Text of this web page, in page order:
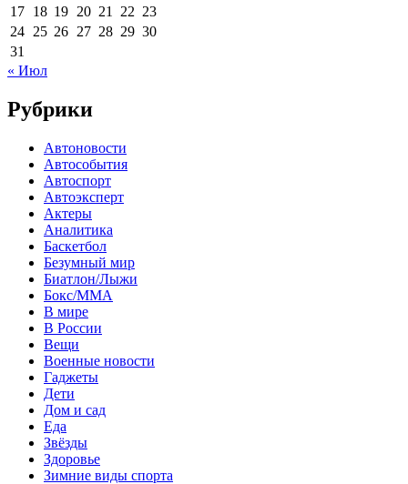
17 18 19 20 21 22 23
24 25 26 27 28 29 30
31
« Июл
Рубрики
Автоновости
Автособытия
Автоспорт
Автоэксперт
Актеры
Аналитика
Баскетбол
Безумный мир
Биатлон/Лыжи
Бокс/MMA
В мире
В России
Вещи
Военные новости
Гаджеты
Дети
Дом и сад
Еда
Звёзды
Здоровье
Зимние виды спорта